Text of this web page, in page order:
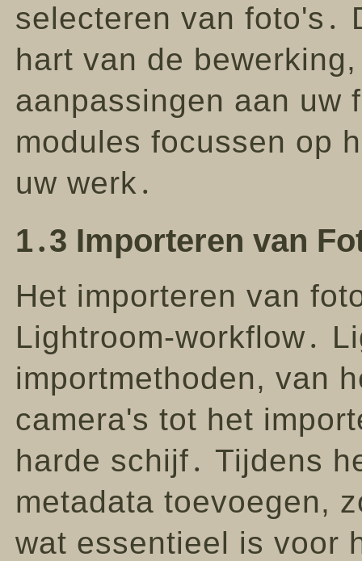
selecteren van foto's․
hart van de
aanpassingen aan uw
modules focussen op
uw werk․
1․3 Importeren van
Het importeren van
Lightroom-workflow․
importmethoden, van
camera's tot het
harde schijf․ Tijdens
metadata toevoegen,
wat essentieel is voor